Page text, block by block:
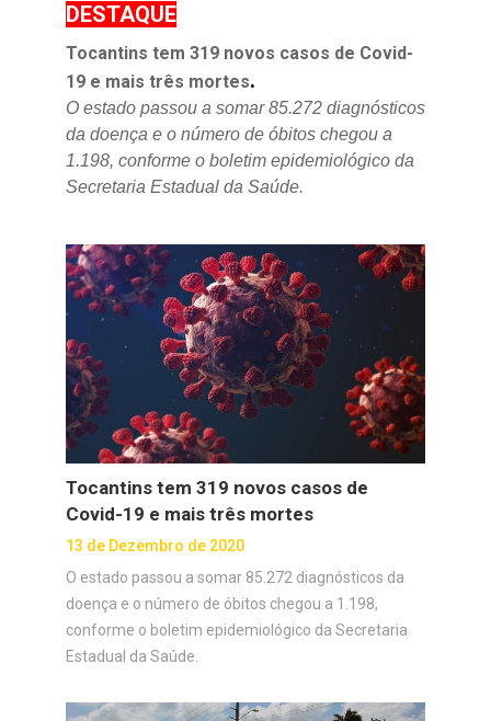
DESTAQUE
Tocantins tem 319 novos casos de Covid-
19 e mais três mortes.
O estado passou a somar 85.272 diagnósticos
da doença e o número de óbitos chegou a
1.198, conforme o boletim epidemiológico da
Secretaria Estadual da Saúde.
Tocantins tem 319 novos casos de
Covid-19 e mais três mortes
13 de Dezembro de 2020
O estado passou a somar 85.272 diagnósticos da
doença e o número de óbitos chegou a 1.198,
conforme o boletim epidemiológico da Secretaria
Estadual da Saúde.